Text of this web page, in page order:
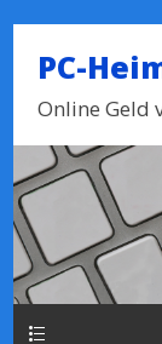
PC-
Online Geld